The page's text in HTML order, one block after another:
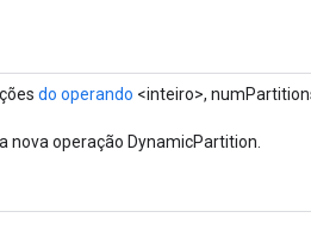
do operando <inteiro>,
nova operação DynamicPartition.